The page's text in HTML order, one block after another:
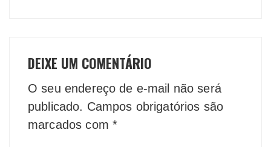
DEIXE UM COMENTÁRIO
O seu endereço de e-mail não será
publicado. Campos obrigatórios são
marcados com *